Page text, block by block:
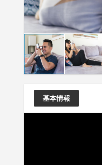
基本情報